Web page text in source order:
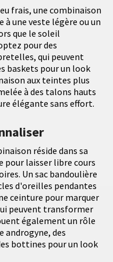
frais, une combinaison
à une veste légère ou un
que le soleil
pour des
qui peuvent
baskets pour un look
aux teintes plus
à des talons hauts
élégante sans effort.
réside dans sa
pour laisser libre cours
Un sac bandoulière
d'oreilles pendantes
ceinture pour marquer
peuvent transformer
également un rôle
androgyne, des
bottines pour un look